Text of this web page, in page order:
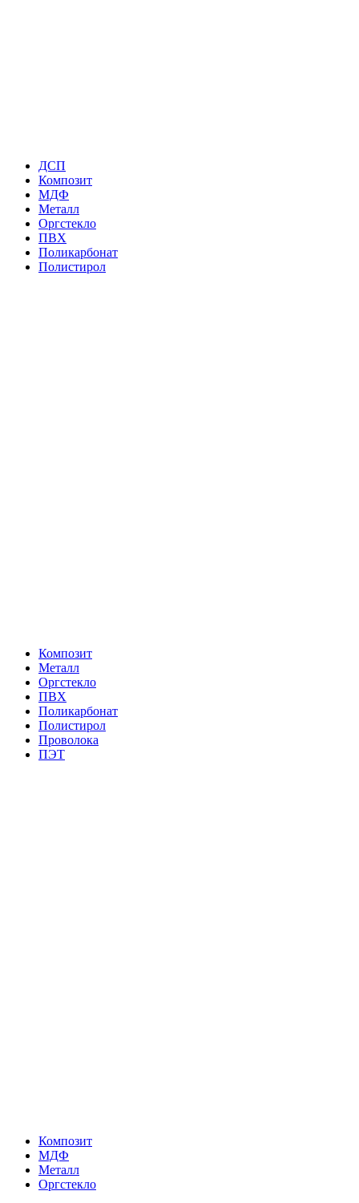
ДСП
Композит
МДФ
Металл
Оргстекло
ПВХ
Поликарбонат
Полистирол
Композит
Металл
Оргстекло
ПВХ
Поликарбонат
Полистирол
Проволока
ПЭТ
Композит
МДФ
Металл
Оргстекло